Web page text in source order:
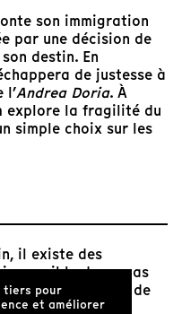
son immigration
par une décision de
destin. En
de justesse à
l’Andrea Doria. À
explore la fragilité du
simple choix sur les
il existe des
de ne pas
pas en éprouver de
tiers pour
et améliorer